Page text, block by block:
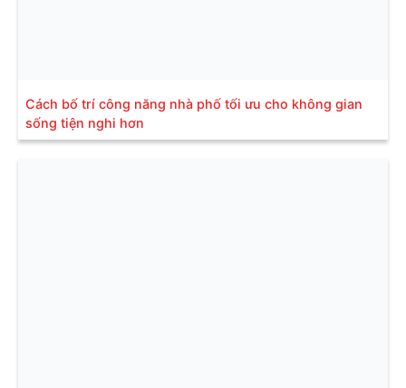
Cách bố trí công năng nhà phố tối ưu cho không gian
sống tiện nghi hơn